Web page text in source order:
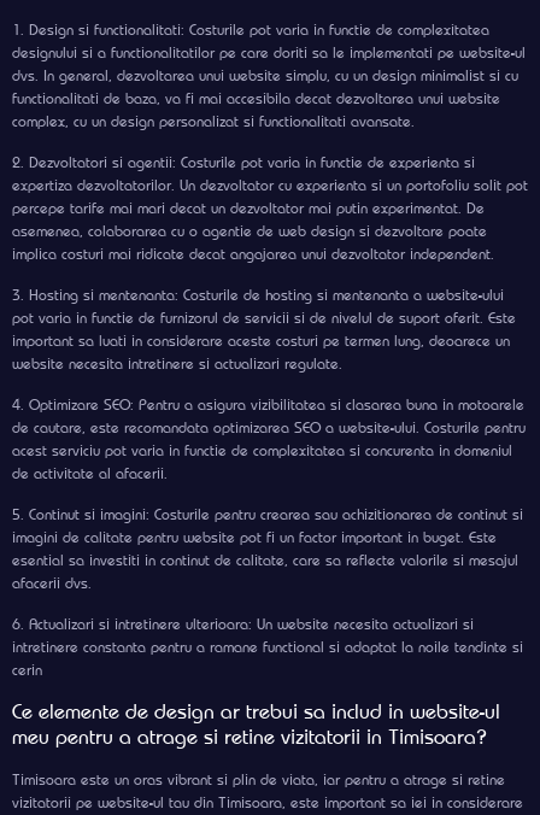
1. Design si functionalitati: Costurile pot varia in functie de complexitatea
designului si a functionalitatilor pe care doriti sa le implementati pe website-ul
dvs. In general, dezvoltarea unui website simplu, cu un design minimalist si cu
functionalitati de baza, va fi mai accesibila decat dezvoltarea unui website
complex, cu un design personalizat si functionalitati avansate.
2. Dezvoltatori si agentii: Costurile pot varia in functie de experienta si
expertiza dezvoltatorilor. Un dezvoltator cu experienta si un portofoliu solit pot
percepe tarife mai mari decat un dezvoltator mai putin experimentat. De
asemenea, colaborarea cu o agentie de web design si dezvoltare poate
implica costuri mai ridicate decat angajarea unui dezvoltator independent.
3. Hosting si mentenanta: Costurile de hosting si mentenanta a website-ului
pot varia in functie de furnizorul de servicii si de nivelul de suport oferit. Este
important sa luati in considerare aceste costuri pe termen lung, deoarece un
website necesita intretinere si actualizari regulate.
4. Optimizare SEO: Pentru a asigura vizibilitatea si clasarea buna in motoarele
de cautare, este recomandata optimizarea SEO a website-ului. Costurile pentru
acest serviciu pot varia in functie de complexitatea si concurenta in domeniul
de activitate al afacerii.
5. Continut si imagini: Costurile pentru crearea sau achizitionarea de continut si
imagini de calitate pentru website pot fi un factor important in buget. Este
esential sa investiti in continut de calitate, care sa reflecte valorile si mesajul
afacerii dvs.
6. Actualizari si intretinere ulterioara: Un website necesita actualizari si
intretinere constanta pentru a ramane functional si adaptat la noile tendinte si
cerin
Ce elemente de design ar trebui sa includ in website-ul
meu pentru a atrage si retine vizitatorii in Timisoara?
Timisoara este un oras vibrant si plin de viata, iar pentru a atrage si retine
vizitatorii pe website-ul tau din Timisoara, este important sa iei in considerare